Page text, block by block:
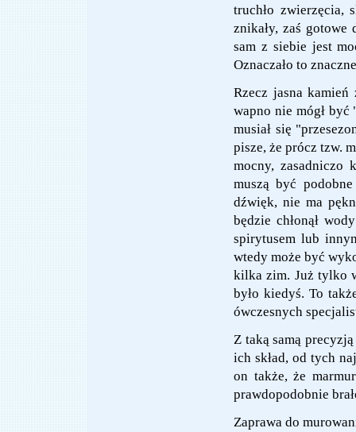
truchło
znikały, zaś
sam z siebie jest
Oznaczało to
Rzecz jasna
wapno nie mógł
musiał się
pisze, że prócz tzw.
mocny,
muszą być
dźwięk, nie ma
będzie chłonął
spirytusem lub
wtedy może być
kilka zim. Już tylko
było kiedyś. To
ówczesnych
Z taką samą
ich skład, od tych
on także, że
prawdopodobnie
Zaprawa do